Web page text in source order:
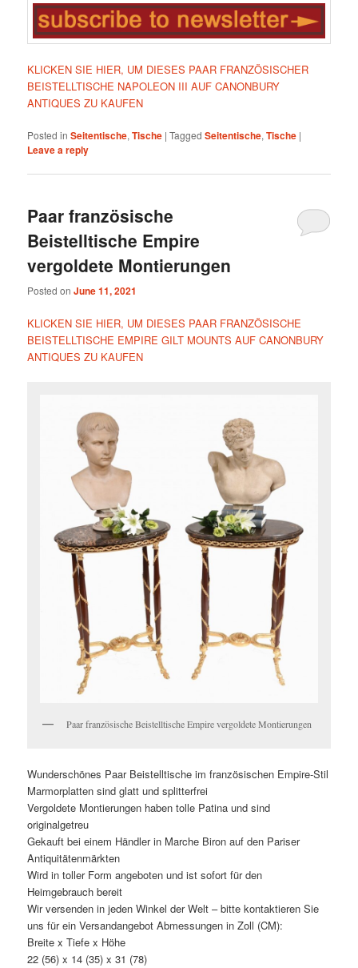
KLICKEN SIE HIER, UM DIESES PAAR FRANZÖSISCHER
BEISTELLTISCHE NAPOLEON III AUF CANONBURY
ANTIQUES ZU KAUFEN
Posted in Seitentische,Tische |Tagged Seitentische,Tische |
Leave a reply
Paar französische
Beistelltische Empire
vergoldete Montierungen
Posted onJune 11, 2021
KLICKEN SIE HIER, UM DIESES PAAR FRANZÖSISCHE
BEISTELLTISCHE EMPIRE GILT MOUNTS AUF CANONBURY
ANTIQUES ZU KAUFEN
Paar französische Beistelltische Empire vergoldete Montierungen
Wunderschönes Paar Beistelltische im französischen Empire-Stil
Marmorplatten sind glatt und splitterfrei
Vergoldete Montierungen haben tolle Patina und sind
originalgetreu
Gekauft bei einem Händler in Marche Biron auf den Pariser
Antiquitätenmärkten
Wird in toller Form angeboten und ist sofort für den
Heimgebrauch bereit
Wir versenden in jeden Winkel der Welt – bitte kontaktieren Sie
uns für ein Versandangebot Abmessungen in Zoll (CM):
Breite x Tiefe x Höhe
22 (56) x 14 (35) x 31 (78)